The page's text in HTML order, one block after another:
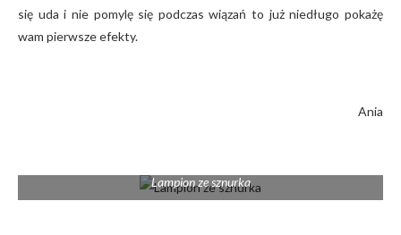
się uda i nie pomylę się podczas wiązań to już niedługo pokażę
wam pierwsze efekty.
Ania
Lampion ze sznurka